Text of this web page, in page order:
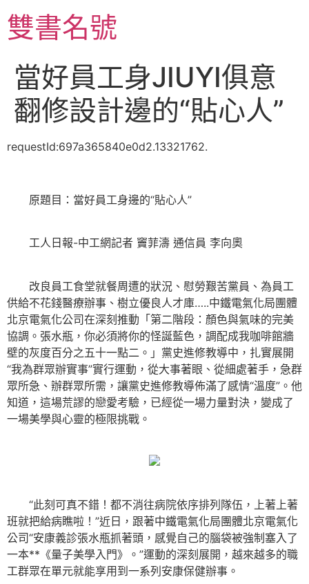
至
主雙書名號
當好員工身JIUYI俱意
翻修設計邊的“貼心人”
requestId:697a365840e0d2.13321762.
原題目：當好員工身邊的“貼心人”
工人日報-中工網記者 竇菲濤 通信員 李向奧
改良員工食堂就餐周遭的狀況、慰勞艱苦黨員、為員工
供給不花錢醫療辦事、樹立優良人才庫…..中鐵電氣化局團體
北京電氣化公司在深刻推動「第二階段：顏色與氣味的完美
協調。張水瓶，你必須將你的怪誕藍色，調配成我咖啡館牆
壁的灰度百分之五十一點二。」黨史進修教導中，扎實展開
“我為群眾辦實事”實行運動，從大事著眼、從細處著手，急群
眾所急、辦群眾所需，讓黨史進修教導佈滿了感情“溫度”。他
知道，這場荒謬的戀愛考驗，已經從一場力量對決，變成了
一場美學與心靈的極限挑戰。
“此刻可真不錯！都不消往病院依序排列隊伍，上著上著
班就把給病瞧啦！”近日，跟著中鐵電氣化局團體北京電氣化
公司“安康義診張水瓶抓著頭，感覺自己的腦袋被強制塞入了
一本**《量子美學入門》。”運動的深刻展開，越來越多的職
工群眾在單元就能享用到一系列安康保健辦事。